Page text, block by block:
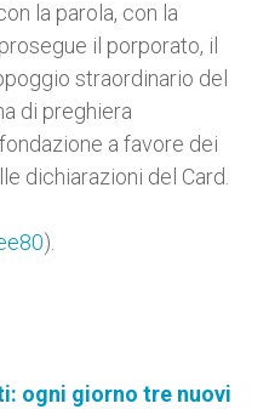
la parola, con la
il porporato, il
straordinario del
di preghiera
a favore dei
dichiarazioni del Card.
).
ogni giorno tre nuovi